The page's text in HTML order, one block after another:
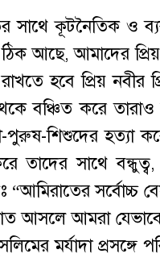
সাথে কূটনৈতিক ও
আছে, আমাদের
হবে প্রিয়
বঞ্চিত করে
পুরুষ-শিশুদের
তাদের সাথে
“আমিরাতের
আসলে আমরা
মর্যাদা প্রসঙ্গে